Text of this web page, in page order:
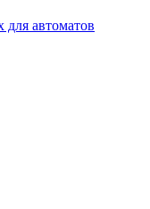
автоматов